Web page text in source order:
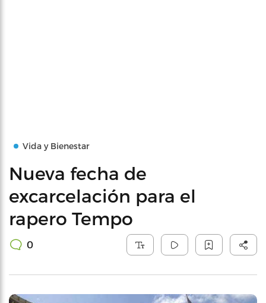
Vida y Bienestar
Nueva fecha de
excarcelación para el
rapero Tempo
0